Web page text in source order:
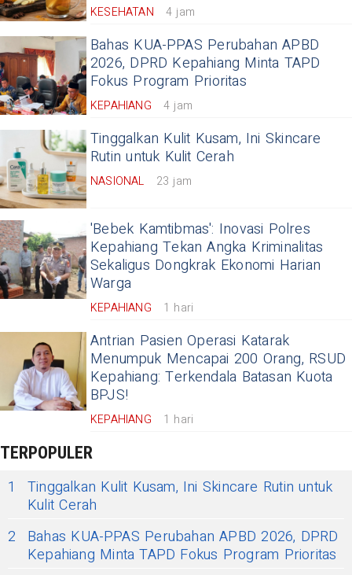
KESEHATAN 4 jam
Bahas KUA-PPAS Perubahan APBD
2026, DPRD Kepahiang Minta TAPD
Fokus Program Prioritas
KEPAHIANG 4 jam
Tinggalkan Kulit Kusam, Ini Skincare
Rutin untuk Kulit Cerah
NASIONAL 23 jam
'Bebek Kamtibmas': Inovasi Polres
Kepahiang Tekan Angka Kriminalitas
Sekaligus Dongkrak Ekonomi Harian
Warga
KEPAHIANG 1 hari
Antrian Pasien Operasi Katarak
Menumpuk Mencapai 200 Orang, RSUD
Kepahiang: Terkendala Batasan Kuota
BPJS!
KEPAHIANG 1 hari
TERPOPULER
1
Tinggalkan Kulit Kusam, Ini Skincare Rutin untuk
Kulit Cerah
2
Bahas KUA-PPAS Perubahan APBD 2026, DPRD
Kepahiang Minta TAPD Fokus Program Prioritas